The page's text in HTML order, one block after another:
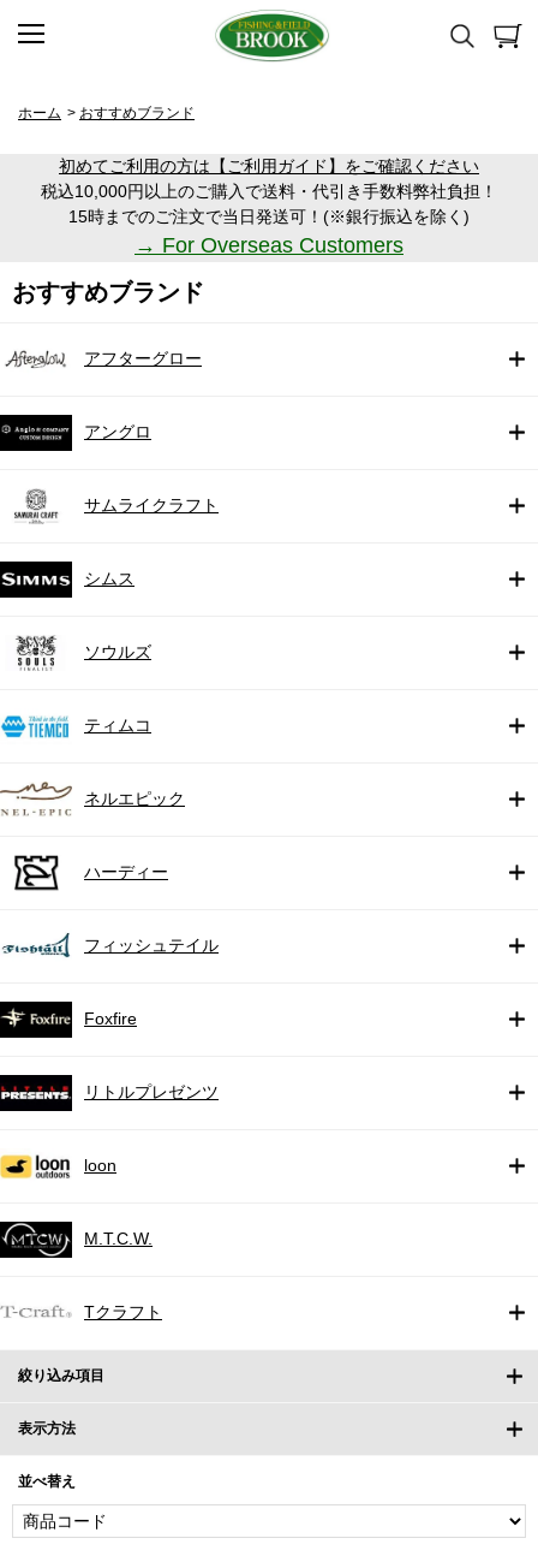
ホーム > おすすめブランド
初めてご利用の方は【ご利用ガイド】をご確認ください
税込10,000円以上のご購入で送料・代引き手数料弊社負担！
15時までのご注文で当日発送可！(※銀行振込を除く)
→ For Overseas Customers
おすすめブランド
アフターグロー
アングロ
サムライクラフト
シムス
ソウルズ
ティムコ
ネルエピック
ハーディー
フィッシュテイル
Foxfire
リトルプレゼンツ
loon
M.T.C.W.
Tクラフト
絞り込み項目
表示方法
並べ替え